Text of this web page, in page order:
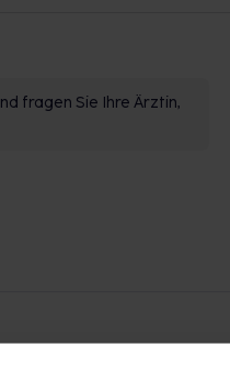
fragen Sie Ihre Ärztin,